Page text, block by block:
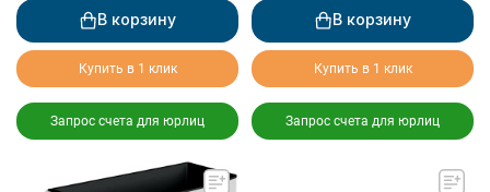
В корзину
Купить в 1 клик
Запрос счета для юрлиц
В корзину
Купить в 1 клик
Запрос счета для юрлиц